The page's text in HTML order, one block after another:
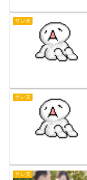
サレ夫
サレ夫
サレ夫